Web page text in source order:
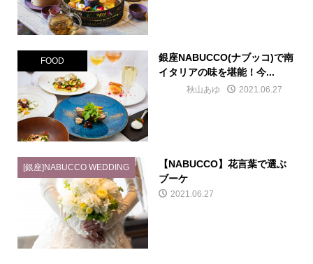
FOOD
銀座NABUCCO(ナブッコ)で南
イタリアの味を堪能！今...
秋山あゆ 2021.06.27
[銀座]NABUCCO WEDDING
【NABUCCO】花言葉で選ぶ
ブーケ
2021.06.27